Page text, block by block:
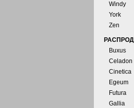
Windy
York
Zen
Buxus
Celadon
Cinetica
Egeum
Futura
Gallia